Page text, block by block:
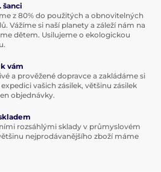
šanci
z 80% do použitých a obnovitelných
Vážíme si naší planety a záleží nám na
dětem. Usilujeme o ekologickou
vám
a prověžené dopravce a zakládáme si
vašich zásilek, většinu zásilek
objednávky.
rozsáhlými sklady v průmyslovém
nejprodávanějšího zboží máme